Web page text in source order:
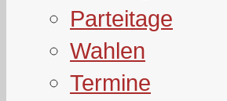
Parteitage
Wahlen
Termine